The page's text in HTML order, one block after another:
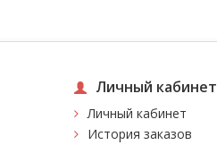
Личный кабинет
Личный кабинет
История заказов